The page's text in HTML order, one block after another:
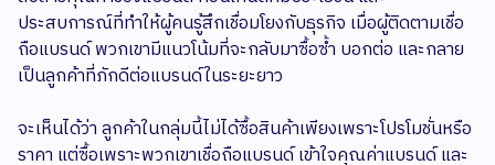
ประสบการณ์ที่ทำให้ผู้คนรู้สึกเชื่อมโยงกับธุรกิจ เมื่อผู้ติดตามเชื่อ
ถือแบรนด์ พวกเขามีแนวโน้มที่จะกลับมาซื้อซ้ำ บอกต่อ และกลาย
เป็นลูกค้าที่ภักดีต่อแบรนด์ในระยะยาว
จะเห็นได้ว่า ลูกค้าในกลุ่มนี้ไม่ได้ซื้อสินค้าเพียงเพราะโปรโมชั่นหรือ
ราคา แต่ซื้อเพราะพวกเขาเชื่อถือแบรนด์ เข้าใจคุณค่าแบรนด์ และ